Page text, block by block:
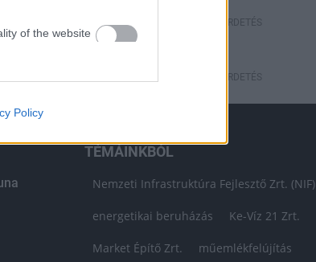
of the website
Policy
HIRDETÉS
HIRDETÉS
TÉMÁINKBÓL
Nemzeti Infrastruktúra Fejlesztő Zrt. (NIF)
energetikai beruházás Ke-Víz 21 Zrt.
Market Építő Zrt. műemlékfelújítás